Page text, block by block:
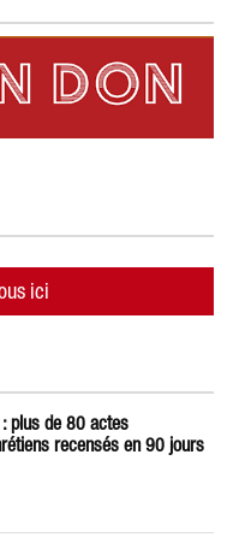
ici
plus de 80 actes
recensés en 90 jours